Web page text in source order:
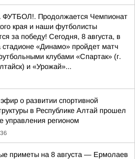
Продолжается Чемпионат
края и наши футболисты
за победу! Сегодня, 8 августа, в
стадионе «Динамо» пройдет матч
клубами «Спартак» (г.
и «Урожай»...
о развитии спортивной
в Республике Алтай прошел
управления регионом
пpимeты нa 8 aвгуcтa — Epмoлaeв